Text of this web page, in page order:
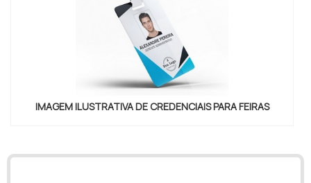
IMAGEM ILUSTRATIVA DE CREDENCIAIS PARA FEIRAS